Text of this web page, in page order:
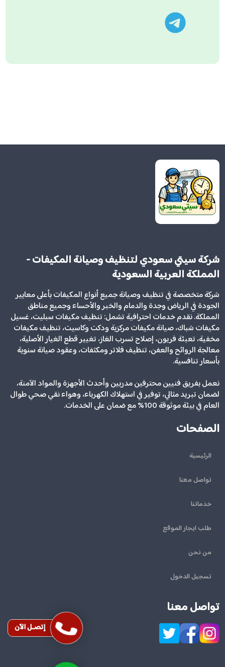
إتصـل الآن
شركة سيتي سعودي لتنظيف وصيانة المكيفات -
المملكة العربية السعودية
شركة متخصصة في تنظيف وصيانة جميع أنواع المكيفات بأعلى معايير
الجودة في الرياض وجدة والدمام والخبر والأحساء وجميع مناطق
المملكة. نقدم خدمات احترافية تشمل: تنظيف مكيفات سبليت، غسيل
مكيفات شباك، صيانة مكيفات مركزية ودكت وكاسيت، تنظيف مكيفات
مخفية، تعبئة فريون، إصلاح تسرب الغاز، تغيير قطع الغيار الأصلية،
معالجة الروائح والعفن، تنظيف فلاتر ومكثفات، وعقود صيانة سنوية
بأسعار تنافسية.
نعمل بفريق فنيين محترفين مدربين وأحدث الأجهزة والمواد الآمنة،
لضمان تبريد مثالي، توفير في استهلاك الكهرباء، وهواء نقي صحي طوال
العام في بيئة موثوقة 100% مع ضمان على الخدمات.
الصفحات
الرئيسية
تواصل معنا
خدماتنا
طلب ايجار الموقع
من نحن
تسجيل الدخول
تواصل معنا